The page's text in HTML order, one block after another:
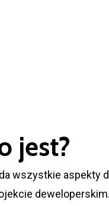
jest?
wszystkie aspekty